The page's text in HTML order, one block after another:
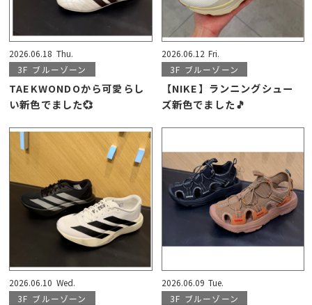
2026.06.18 Thu.
3F ブルーゾーン
TAEKWONDOから可愛らし
い新色でました💞
2026.06.12 Fri.
3F ブルーゾーン
【NIKE】ランニングシュー
ズ新色でました🎵
2026.06.10 Wed.
3F ブルーゾーン
2026.06.09 Tue.
3F ブルーゾーン